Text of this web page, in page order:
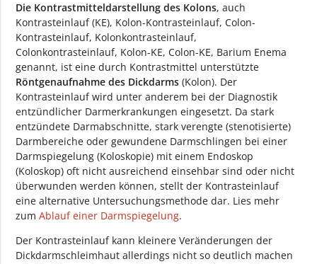
Die Kontrastmitteldarstellung des Kolons, auch
Kontrasteinlauf (KE), Kolon-Kontrasteinlauf, Colon-
Kontrasteinlauf, Kolonkontrasteinlauf,
Colonkontrasteinlauf, Kolon-KE, Colon-KE, Barium Enema
genannt, ist eine durch Kontrastmittel unterstützte
Röntgenaufnahme des Dickdarms (Kolon). Der
Kontrasteinlauf wird unter anderem bei der Diagnostik
entzündlicher Darmerkrankungen eingesetzt. Da stark
entzündete Darmabschnitte, stark verengte (stenotisierte)
Darmbereiche oder gewundene Darmschlingen bei einer
Darmspiegelung (Koloskopie) mit einem Endoskop
(Koloskop) oft nicht ausreichend einsehbar sind oder nicht
überwunden werden können, stellt der Kontrasteinlauf
eine alternative Untersuchungsmethode dar. Lies mehr
zum Ablauf einer Darmspiegelung.
Der Kontrasteinlauf kann kleinere Veränderungen der
Dickdarmschleimhaut allerdings nicht so deutlich machen